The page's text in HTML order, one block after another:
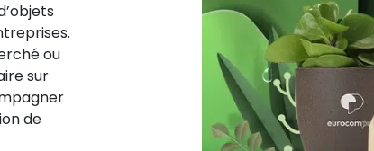
ou
sur
de